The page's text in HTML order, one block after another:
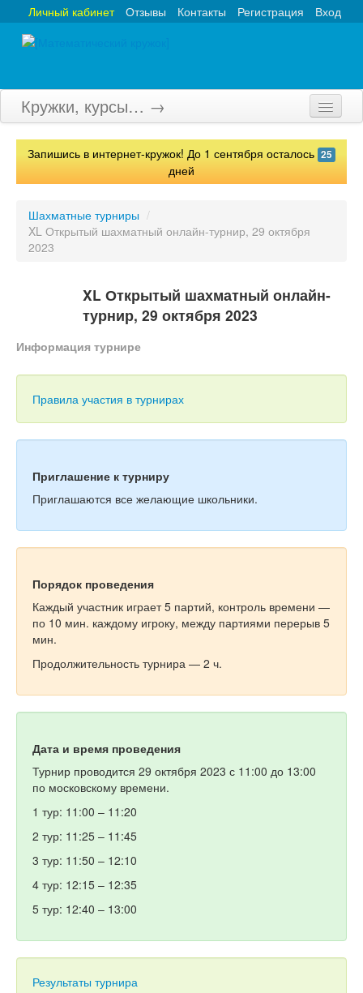
Вход
Регистрация
Контакты
Отзывы
Личный кабинет
Кружки, курсы… →
Главная
Олимпиады
Конкурсы
Книги
Запишись в интернет-кружок! До 1 сентября осталось 25
дней
Шахматные турниры /
XL Открытый шахматный онлайн-турнир, 29 октября
2023
XL Открытый шахматный онлайн-
турнир, 29 октября 2023
Информация турнире
Правила участия в турнирах
Приглашение к турниру
Приглашаются все желающие школьники.
Порядок проведения
Каждый участник играет 5 партий, контроль времени —
по 10 мин. каждому игроку, между партиями перерыв 5
мин.
Продолжительность турнира — 2 ч.
Дата и время проведения
Турнир проводится 29 октября 2023 с 11:00 до 13:00
по московскому времени.
1 тур: 11:00 – 11:20
2 тур: 11:25 – 11:45
3 тур: 11:50 – 12:10
4 тур: 12:15 – 12:35
5 тур: 12:40 – 13:00
Результаты турнира